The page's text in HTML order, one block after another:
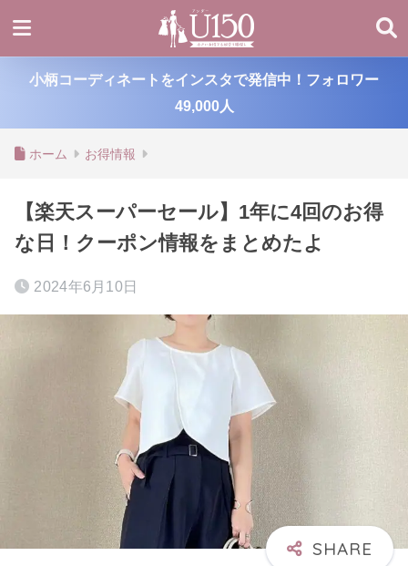
小柄コーディネートをインスタで発信中！フォロワー
49,000人
ホーム お得情報
【楽天スーパーセール】1年に4回のお得
な日！クーポン情報をまとめたよ
2024年6月10日